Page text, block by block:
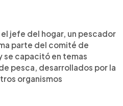
el jefe del hogar, un pescador
parte del comité de
se capacitó en temas
pesca, desarrollados por la
organismos